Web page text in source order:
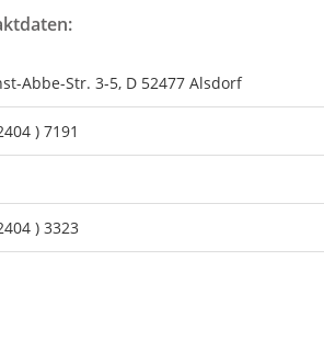
Abbe-Str. 3-5, D 52477 Alsdorf
) 7191
) 3323